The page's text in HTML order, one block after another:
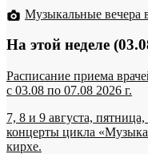
Музыкальные вечера
На этой неделе
Расписание приема
c 03.08 по 07.08 2026 г.
7, 8 и 9 августа,
концерты цикла
кирхе.